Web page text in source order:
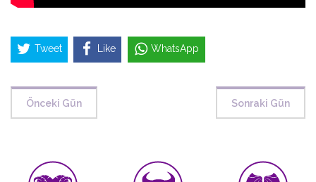
Tweet Like WhatsApp
Önceki Gün Sonraki Gün